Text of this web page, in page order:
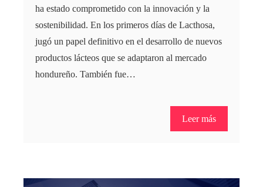
ha estado comprometido con la innovación y la
sostenibilidad. En los primeros días de Lacthosa,
jugó un papel definitivo en el desarrollo de nuevos
productos lácteos que se adaptaron al mercado
hondureño. También fue…
Leer más